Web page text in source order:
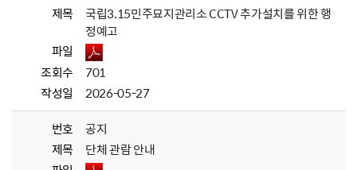
제목
국립3.15민주묘지관리소 CCTV 추가설치를 위한 행
정예고
파일
조회수
701
작성일
2026-05-27
번호
공지
제목
단체 관람 안내